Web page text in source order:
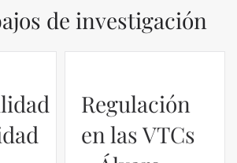
de investigación
Regulación
en las VTCs